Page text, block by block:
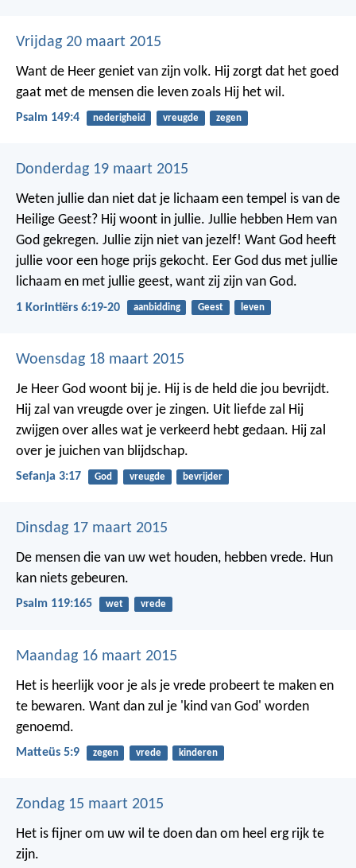
Vrijdag 20 maart 2015
Want de Heer geniet van zijn volk. Hij zorgt dat het goed
gaat met de mensen die leven zoals Hij het wil.
Psalm 149:4 nederigheid vreugde zegen
Donderdag 19 maart 2015
Weten jullie dan niet dat je lichaam een tempel is van de
Heilige Geest? Hij woont in jullie. Jullie hebben Hem van
God gekregen. Jullie zijn niet van jezelf! Want God heeft
jullie voor een hoge prijs gekocht. Eer God dus met jullie
lichaam en met jullie geest, want zij zijn van God.
1 Korintiërs 6:19-20 aanbidding Geest leven
Woensdag 18 maart 2015
Je Heer God woont bij je. Hij is de held die jou bevrijdt.
Hij zal van vreugde over je zingen. Uit liefde zal Hij
zwijgen over alles wat je verkeerd hebt gedaan. Hij zal
over je juichen van blijdschap.
Sefanja 3:17 God vreugde bevrijder
Dinsdag 17 maart 2015
De mensen die van uw wet houden, hebben vrede. Hun
kan niets gebeuren.
Psalm 119:165 wet vrede
Maandag 16 maart 2015
Het is heerlijk voor je als je vrede probeert te maken en
te bewaren. Want dan zul je 'kind van God' worden
genoemd.
Matteüs 5:9 zegen vrede kinderen
Zondag 15 maart 2015
Het is fijner om uw wil te doen dan om heel erg rijk te
zijn.